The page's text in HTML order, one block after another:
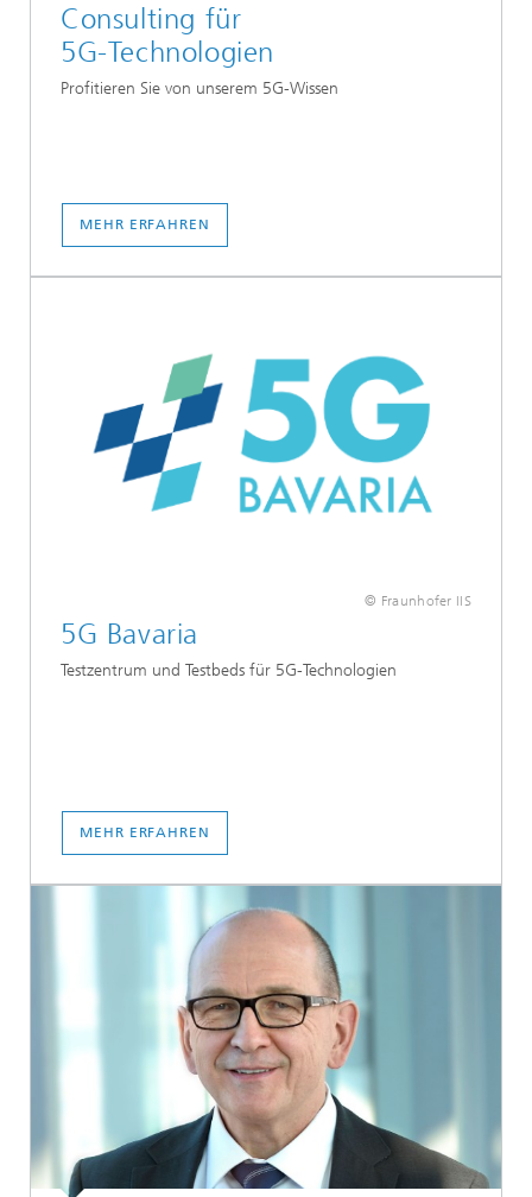
Consulting für
5G-Technologien
Profitieren Sie von unserem 5G-Wissen
MEHR ERFAHREN
© Fraunhofer IIS
5G Bavaria
Testzentrum und Testbeds für 5G-Technologien
MEHR ERFAHREN